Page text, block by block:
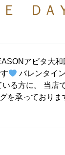
Ｅ ＤＡ
アピタ大和
バレンタイ
る方に。 当店
を承っておりま